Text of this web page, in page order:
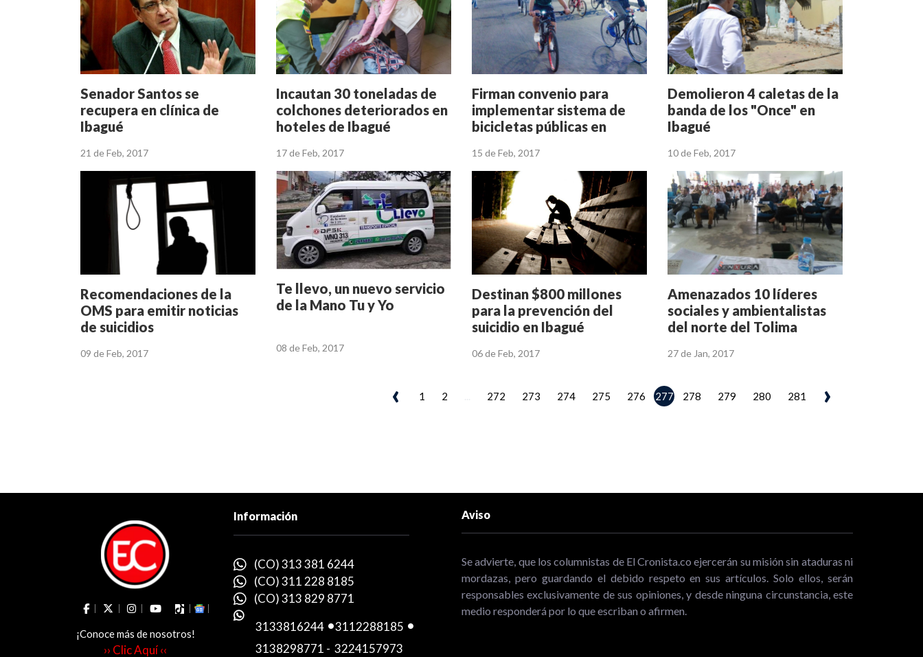
Senador Santos se
recupera en clínica de
Ibagué
21 de Feb, 2017
Incautan 30 toneladas de
colchones deteriorados en
hoteles de Ibagué
17 de Feb, 2017
Firman convenio para
implementar sistema de
bicicletas públicas en
15 de Feb, 2017
Demolieron 4 caletas de la
banda de los "Once" en
Ibagué
10 de Feb, 2017
Recomendaciones de la
OMS para emitir noticias
de suicidios
09 de Feb, 2017
Te llevo, un nuevo servicio
de la Mano Tu y Yo
08 de Feb, 2017
Destinan $800 millones
para la prevención del
suicidio en Ibagué
06 de Feb, 2017
Amenazados 10 líderes
sociales y ambientalistas
del norte del Tolima
27 de Jan, 2017
‹ 1 2 272 273 274 275 276 277 278 279 280 281 ›
¡Conoce más de nosotros!
›› Clic Aquí ‹‹
Información
(CO) 313 381 6244
(CO) 311 228 8185
(CO) 313 829 8771
3133816244 -3112288185 -
3138298771 - 3224157973
Aviso
Se advierte, que los columnistas de El Cronista.co ejercerán su misión sin ataduras ni
mordazas, pero guardando el debido respeto en sus artículos. Solo ellos, serán
responsables exclusivamente de sus opiniones, y desde ninguna circunstancia, este
medio responderá por lo que escriban o afirmen.